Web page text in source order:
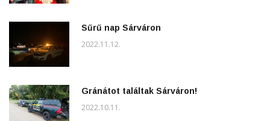
Sűrű nap Sárváron
2022.11.12.
Gránátot találtak Sárváron!
2022.10.11.